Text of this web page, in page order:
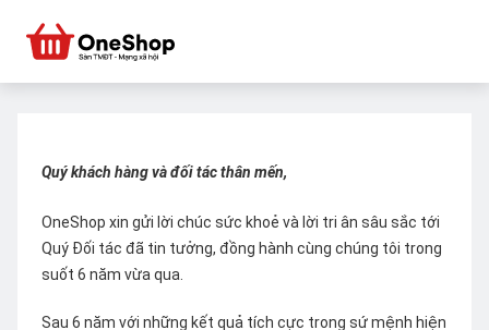
Quý khách hàng và đối tác thân mến,
OneShop xin gửi lời chúc sức khoẻ và lời tri ân sâu sắc tới
Quý Đối tác đã tin tưởng, đồng hành cùng chúng tôi trong
suốt 6 năm vừa qua.
Sau 6 năm với những kết quả tích cực trong sứ mệnh hiện